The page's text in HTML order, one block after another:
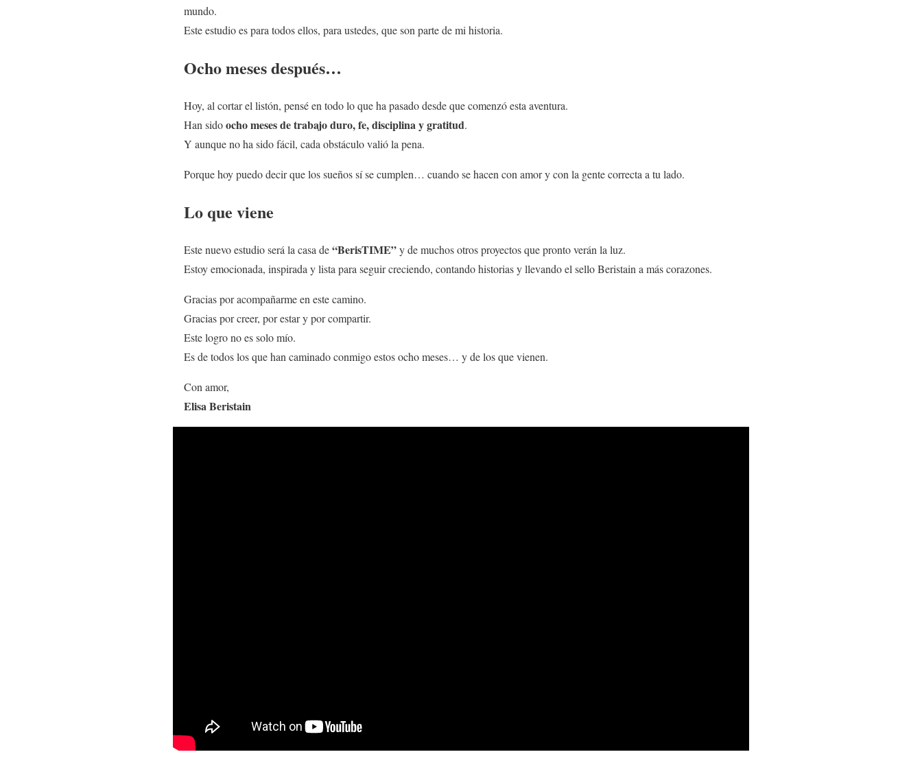
mundo.
Este estudio es para todos ellos, para ustedes, que son parte de mi historia.
Ocho meses después…
Hoy, al cortar el listón, pensé en todo lo que ha pasado desde que comenzó esta aventura.
Han sidoocho meses de trabajo duro, fe, disciplina y gratitud.
Y aunque no ha sido fácil, cada obstáculo valió la pena.
Porque hoy puedo decir que los sueños sí se cumplen… cuando se hacen con amor y con la gente correcta a tu lado.
Lo que viene
Este nuevo estudio será la casa de“BerisTIME”y de muchos otros proyectos que pronto verán la luz.
Estoy emocionada, inspirada y lista para seguir creciendo, contando historias y llevando el sello Beristain a más corazones.
Gracias por acompañarme en este camino.
Gracias por creer, por estar y por compartir.
Este logro no es solo mío.
Es de todos los que han caminado conmigo estos ocho meses… y de los que vienen.
Con amor,
Elisa Beristain